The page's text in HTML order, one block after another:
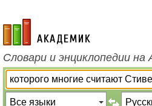
academic.ru
Словари и энциклопедии на